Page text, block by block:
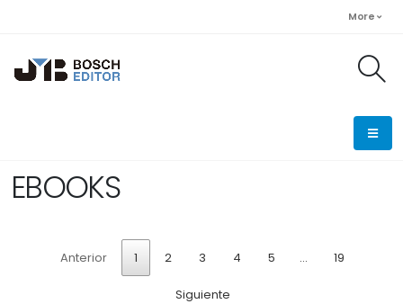
More
EBOOKS
Anterior 1 2 3 4 5 … 19
Siguiente